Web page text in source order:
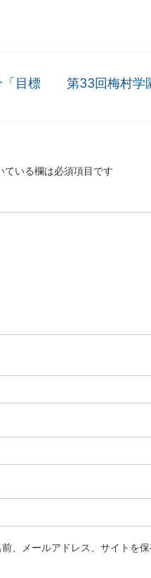
目標
第33回梅村
ている欄は必須項目です
、メールアドレス、サイトを保